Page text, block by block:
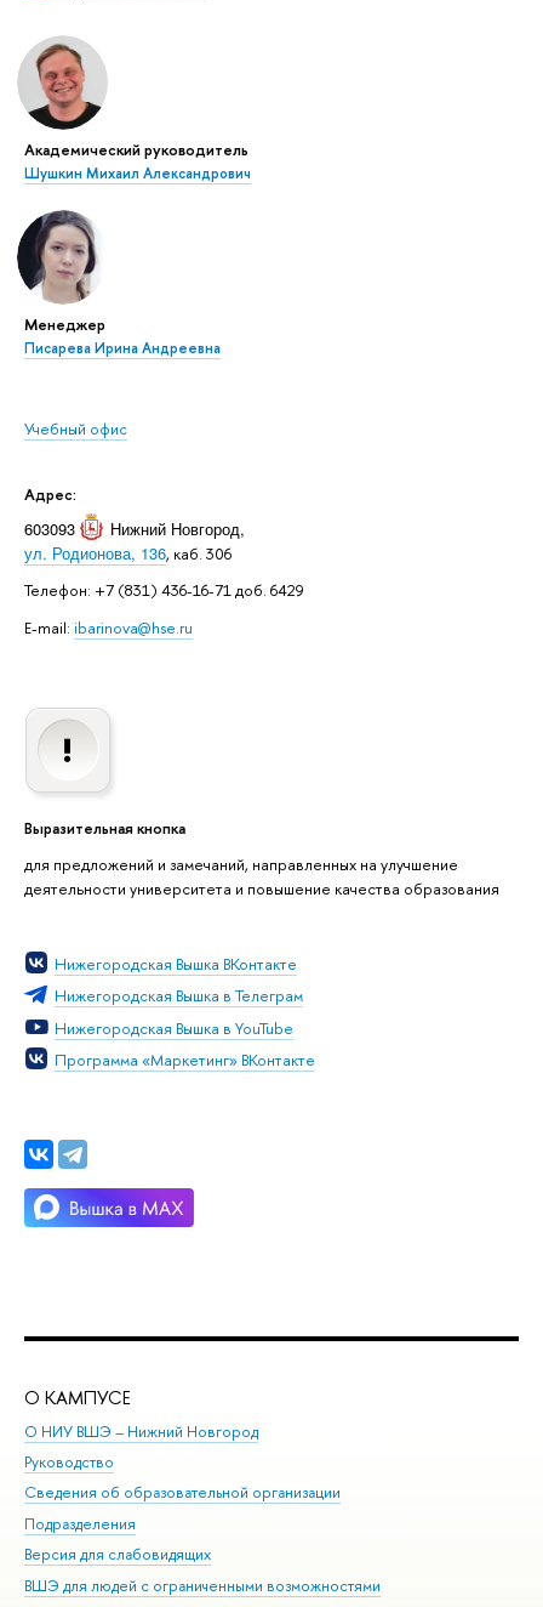
Академический руководитель
Шушкин Михаил Александрович
Менеджер
Писарева Ирина Андреевна
Учебный офис
Адрес:
603093 Нижний Новгород,
ул. Родионова, 136, каб. 306
Телефон: +7 (831) 436-16-71 доб. 6429
E-mail: ibarinova@hse.ru
Выразительная кнопка
для предложений и замечаний, направленных на улучшение
деятельности университета и повышение качества образования
Нижегородская Вышка ВКонтакте
Нижегородская Вышка в Телеграм
Нижегородская Вышка в YouTube
Программа «Маркетинг» ВКонтакте
О КАМПУСЕ
О НИУ ВШЭ – Нижний Новгород
Руководство
Сведения об образовательной организации
Подразделения
Версия для слабовидящих
ВШЭ для людей с ограниченными возможностями